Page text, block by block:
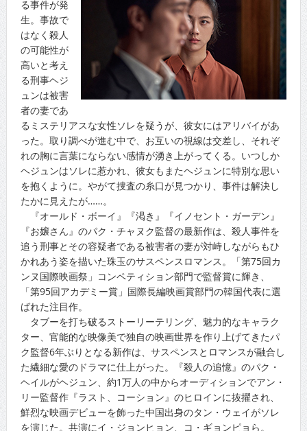
る事件が発
生。事故で
はなく殺人
の可能性が
高いと考え
る刑事ヘジ
ュンは被害
者の妻であ
るミステリアスな女性ソレを疑うが、彼女にはアリバイがあ
った。取り調べが進む中で、お互いの視線は交差し、それぞ
れの胸に言葉にならない感情が湧き上がってくる。いつしか
ヘジュンはソレに惹かれ、彼女もまたヘジュンに特別な思い
を抱くように。やがて捜査の糸口が見つかり、事件は解決し
たかに見えたが……。
『オールド・ボーイ』『渇き』『イノセント・ガーデン』
『お嬢さん』のパク・チャヌク監督の最新作は、殺人事件を
追う刑事とその容疑者である被害者の妻が対峙しながらもひ
かれあう姿を描いた珠玉のサスペンスロマンス。「第75回カ
ンヌ国際映画祭」コンペティション部門で監督賞に輝き、
「第95回アカデミー賞」国際長編映画賞部門の韓国代表に選
ばれた注目作。
タブーを打ち破るストーリーテリング、魅力的なキャラク
ター、官能的な映像美で独自の映画世界を作り上げてきたパ
ク監督6年ぶりとなる新作は、サスペンスとロマンスが融合し
た繊細な愛のドラマに仕上がった。『殺人の追憶』のパク・
ヘイルがヘジュン、約1万人の中からオーディションでアン・
リー監督作『ラスト、コーション』のヒロインに抜擢され、
鮮烈な映画デビューを飾った中国出身のタン・ウェイがソレ
を演じた。共演にイ・ジョンヒョン、コ・ギョンピョら。